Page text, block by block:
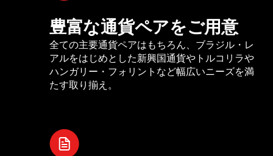
豊富な通貨ペアをご用意
全ての主要通貨ペアはもちろん、ブラジル・レ
アルをはじめとした新興国通貨やトルコリラや
ハンガリー・フォリントなど幅広いニーズを満
たす取り揃え。